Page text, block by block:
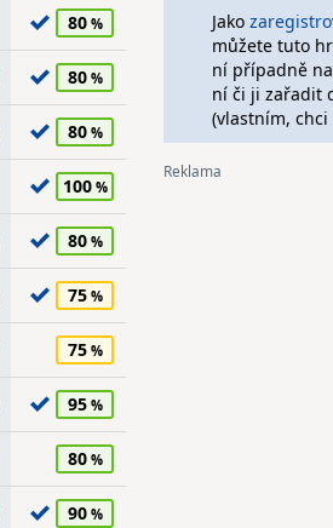
80
80
80
100
80
75
75
95
80
90
Jako
můžete tuto
ní případně
ní či ji zařadit
(vlastním, chci